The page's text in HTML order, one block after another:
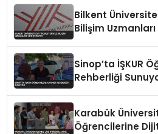
Bilkent
Bilişim
Sinop’ta İŞKUR
Rehberliği
Karabük
Öğrencilerine